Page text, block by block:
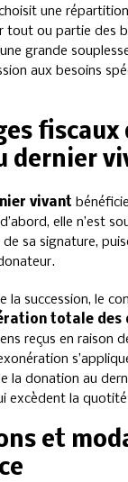
une
tout ou partie des
grande
aux besoins
fiscaux
dernier
vivant
elle n’est
sa signature,
la succession, le
totale des
reçus en raison
la donation au
excèdent la
et